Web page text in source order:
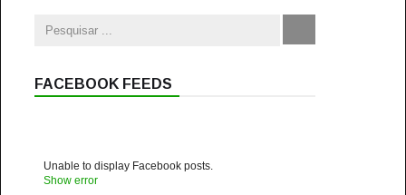
FACEBOOK FEEDS
Unable to display Facebook posts.
Show error